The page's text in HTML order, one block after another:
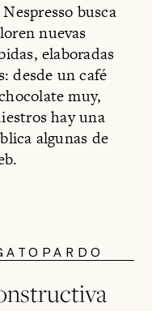
busca
nuevas
elaboradas
desde un café
muy,
hay una
algunas de